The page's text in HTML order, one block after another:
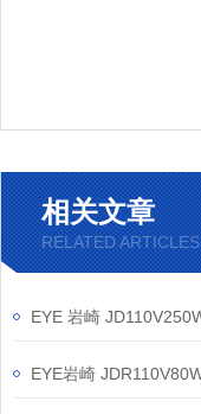
相关文章
RELATED ARTICLES